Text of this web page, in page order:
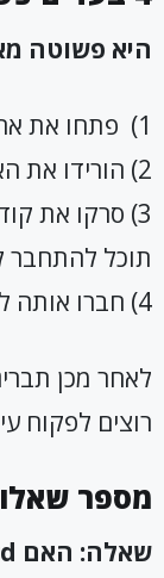
היא פשוטה
1) פתחו את אריזת מצלמת Lightbulb
2) הורידו את האפליקציה
תוכל להתחבר
4) חברו אותה לווי-פיי שלכם
לאחר מכן
רוצים לפקוח
מספר
שאלה: האם